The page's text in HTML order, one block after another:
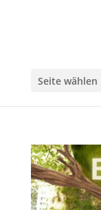
Seite wählen